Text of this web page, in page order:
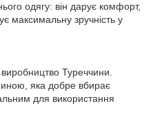
одягу: він дарує комфорт,
максимальну зручність у
Туреччини.
яка добре вбирає
для використання